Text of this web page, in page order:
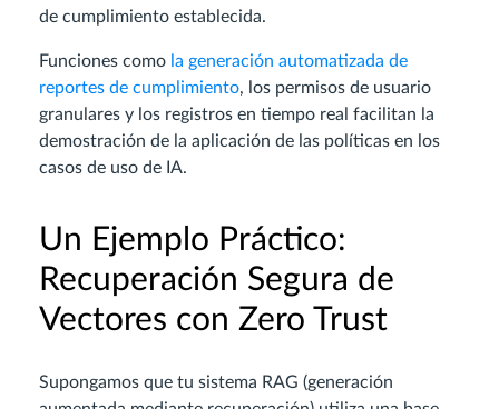
de cumplimiento establecida.
Funciones como la generación automatizada de
reportes de cumplimiento, los permisos de usuario
granulares y los registros en tiempo real facilitan la
demostración de la aplicación de las políticas en los
casos de uso de IA.
Un Ejemplo Práctico:
Recuperación Segura de
Vectores con Zero Trust
Supongamos que tu sistema RAG (generación